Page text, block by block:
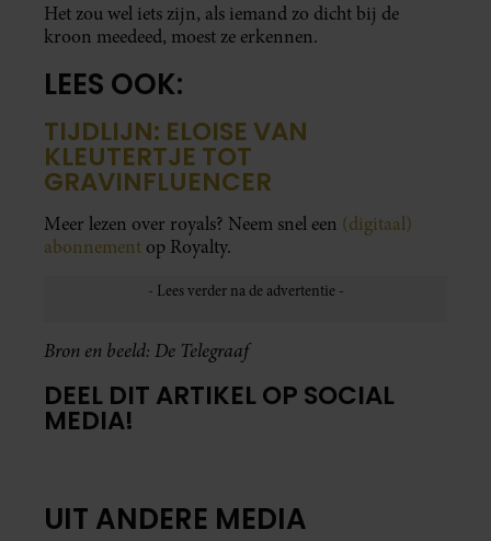
Het zou wel iets zijn, als iemand zo dicht bij de
kroon meedeed, moest ze erkennen.
LEES OOK:
TIJDLIJN: ELOISE VAN
KLEUTERTJE TOT
GRAVINFLUENCER
Meer lezen over royals? Neem snel een (digitaal)
abonnement op Royalty.
Bron en beeld: De Telegraaf
DEEL DIT ARTIKEL OP SOCIAL
MEDIA!
UIT ANDERE MEDIA